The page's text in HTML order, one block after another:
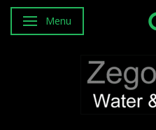
Attiva/disattiva navigazione
Menu